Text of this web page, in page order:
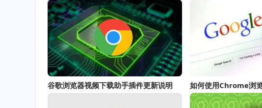
谷歌浏览器视频下载助手插件更新说明